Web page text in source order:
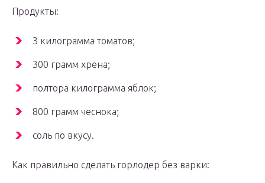
Продукты:
3 килограмма томатов;
300 грамм хрена;
полтора килограмма яблок;
800 грамм чеснока;
соль по вкусу.
Как правильно сделать горлодер без варки: